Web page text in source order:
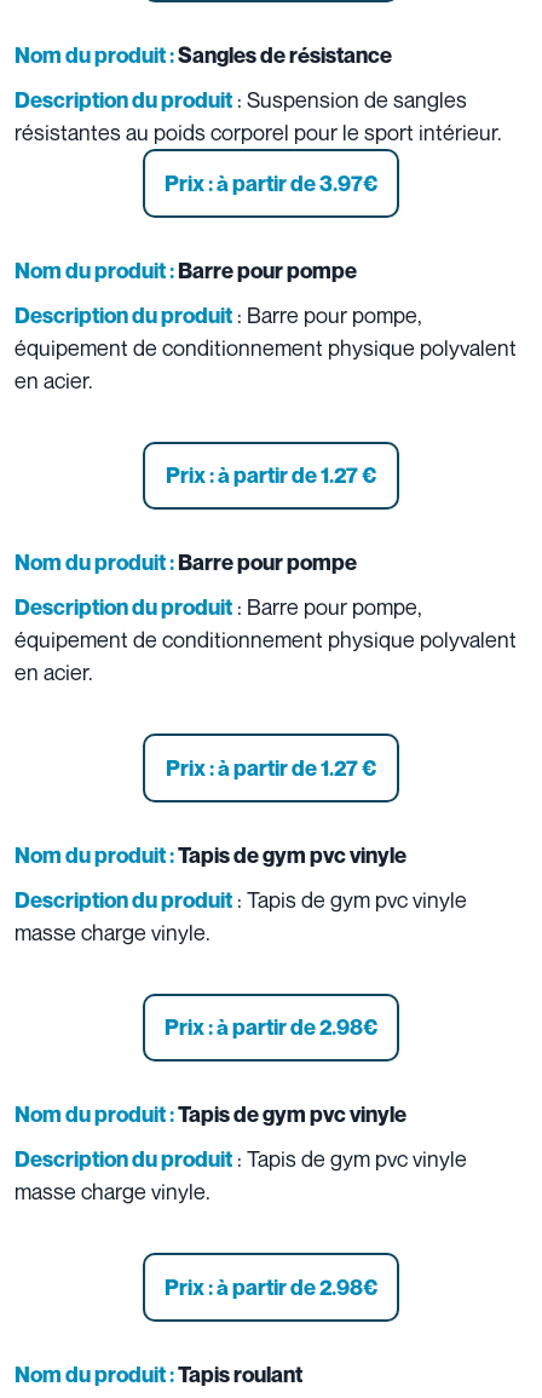
Nom du produit :Sangles de résistance
Description du produit : Suspension de sangles
résistantes au poids corporel pour le sport intérieur.
Prix : à partir de 3.97€
Nom du produit :Barre pour pompe
Description du produit : Barre pour pompe,
équipement de conditionnement physique polyvalent
en acier.
Prix : à partir de 1.27€
Nom du produit :Barre pour pompe
Description du produit : Barre pour pompe,
équipement de conditionnement physique polyvalent
en acier.
Prix : à partir de 1.27€
Nom du produit :Tapis de gym pvc vinyle
Description du produit : Tapis de gym pvc vinyle
masse charge vinyle.
Prix : à partir de 2.98€
Nom du produit :Tapis de gym pvc vinyle
Description du produit : Tapis de gym pvc vinyle
masse charge vinyle.
Prix : à partir de 2.98€
Nom du produit :Tapis roulant